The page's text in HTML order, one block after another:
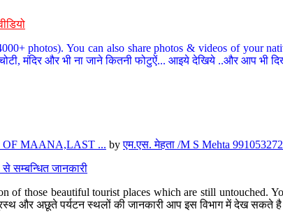
photos). You can also share photos & videos of your
मंदिर और भी ना जाने कितनी फोटुऐं... आइये देखिये ..और आप भी
OF MAANA,LAST ... byएम.एस. मेहता /M S Mehta
सम्बन्धित जानकारी
of those beautiful tourist places which are still untouched.
और अछूते पर्यटन स्थलों की जानकारी आप इस विभाग में देख